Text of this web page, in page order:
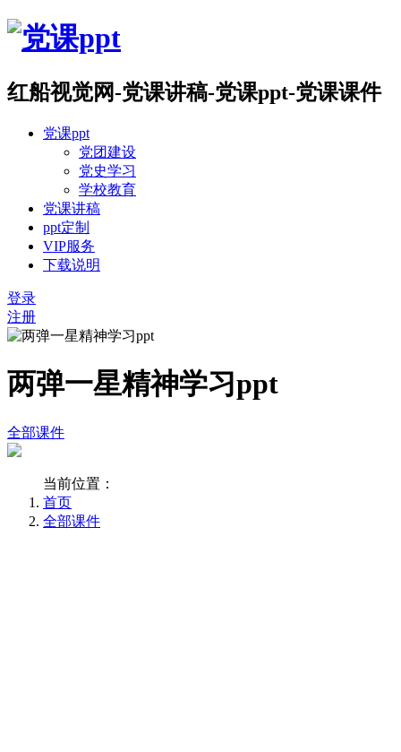
红船视觉网-党课讲稿-党课ppt-党课课件
党课ppt
党团建设
党史学习
学校教育
党课讲稿
ppt定制
VIP服务
下载说明
登录
注册
两弹一星精神学习ppt
全部课件
当前位置：
首页
全部课件